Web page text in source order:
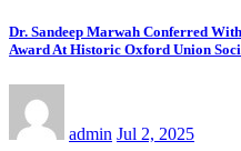
Dr. Sandeep Marwah Conferred
Award At Historic Oxford Union
admin Jul 2, 2025